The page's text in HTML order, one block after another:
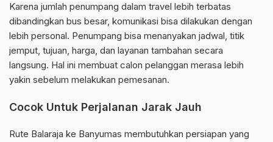
Karena jumlah penumpang dalam travel lebih terbatas
dibandingkan bus besar, komunikasi bisa dilakukan dengan
lebih personal. Penumpang bisa menanyakan jadwal, titik
jemput, tujuan, harga, dan layanan tambahan secara
langsung. Hal ini membuat calon pelanggan merasa lebih
yakin sebelum melakukan pemesanan.
Cocok Untuk Perjalanan Jarak Jauh
Rute Balaraja ke Banyumas membutuhkan persiapan yang